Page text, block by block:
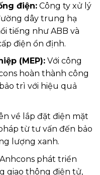
điện:Công ty xử lý
dây trung hạ
tiếng như ABB và
điện ổn định.
(MEP):Với công
hoàn thành công
trì với hiệu quả
về lắp đặt điện mặt
từ tư vấn đến bảo
lượng xanh.
phát triển
giao thông điện tử,